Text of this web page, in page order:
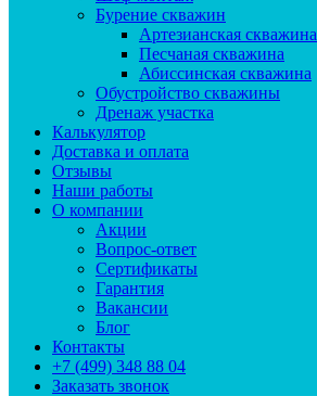
Бурение скважин
Артезианская скважина
Песчаная скважина
Абиссинская скважина
Обустройство скважины
Дренаж участка
Калькулятор
Доставка и оплата
Отзывы
Наши работы
О компании
Акции
Вопрос-ответ
Сертификаты
Гарантия
Вакансии
Блог
Контакты
+7 (499) 348 88 04
Заказать звонок